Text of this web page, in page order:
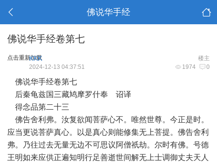
佛说华手经
佛说华手经卷第七
点击重新加载 楼主
KKK
1974 0
2024-12-13 04:37:51
佛说华手经卷第七
后秦龟兹国三藏鸠摩罗什奉 诏译
得念品第二十三
佛告舍利弗。汝复欲闻菩萨心不。唯然世尊。今正是时。
应当更说菩萨真心。以是真心则能修集无上菩提。佛告舍利
弗。乃往过去无量无边不可思议阿僧祇劫。尔时有佛。号德
王明如来应供正遍知明行足善逝世间解无上士调御丈夫天人